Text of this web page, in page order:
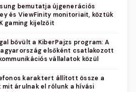
bemutatja újgenerációs
és ViewFinity monitoriait, köztük
gaming kijelzőit
bővült a KiberPajzs program: A
elsőként csatlakozott
vállalatok közül
karaktert állított össze a
mit árulnak el rólunk a hívási